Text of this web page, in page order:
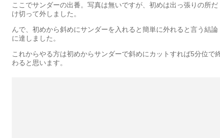
ここでサンダーの出番。写真は無いですが、初めは出っ張りの所だ
け切って外しました。
んで、初めから斜めにサンダーを入れると簡単に外れると言う結論
に達しました。
これからやる方は初めからサンダーで斜めにカットすれば5分位で
わると思います。